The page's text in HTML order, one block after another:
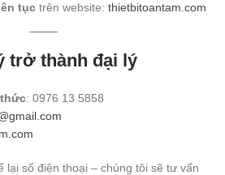
tục trên website: thietbitoantam.com
trở thành đại lý
: 0976 13 5858
lại số điện thoại – chúng tôi sẽ tư vấn